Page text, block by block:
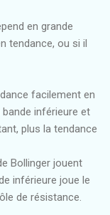
en grande
tendance, ou si il
facilement en
inférieure et
plus la tendance
Bollinger jouent
inférieure joue le
de résistance.